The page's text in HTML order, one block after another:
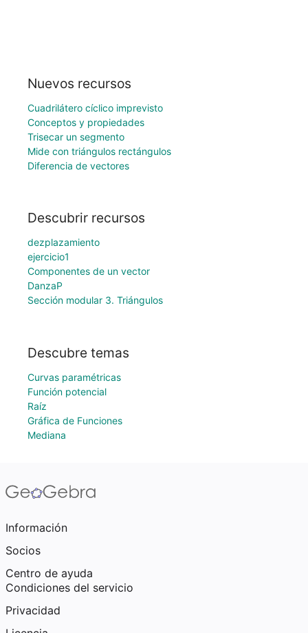
Nuevos recursos
Cuadrilátero cíclico imprevisto
Conceptos y propiedades
Trisecar un segmento
Mide con triángulos rectángulos
Diferencia de vectores
Descubrir recursos
dezplazamiento
ejercicio1
Componentes de un vector
DanzaP
Sección modular 3. Triángulos
Descubre temas
Curvas paramétricas
Función potencial
Raíz
Gráfica de Funciones
Mediana
Información
Socios
Centro de ayuda
Condiciones del servicio
Privacidad